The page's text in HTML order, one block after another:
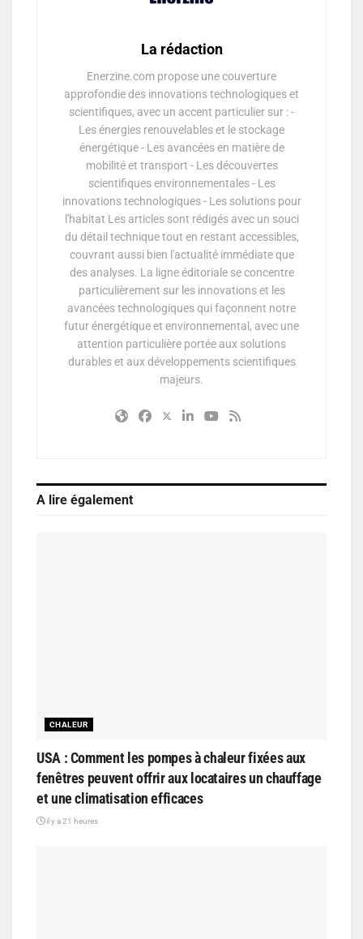
La rédaction
Enerzine.com propose une couverture
approfondie des innovations technologiques et
scientifiques, avec un accent particulier sur : -
Les énergies renouvelables et le stockage
énergétique - Les avancées en matière de
mobilité et transport - Les découvertes
scientifiques environnementales - Les
innovations technologiques - Les solutions pour
l'habitat Les articles sont rédigés avec un souci
du détail technique tout en restant accessibles,
couvrant aussi bien l'actualité immédiate que
des analyses. La ligne éditoriale se concentre
particulièrement sur les innovations et les
avancées technologiques qui façonnent notre
futur énergétique et environnemental, avec une
attention particulière portée aux solutions
durables et aux développements scientifiques
majeurs.
A lire également
CHALEUR
USA : Comment les pompes à chaleur fixées aux
fenêtres peuvent offrir aux locataires un chauffage
et une climatisation efficaces
il y a 21 heures